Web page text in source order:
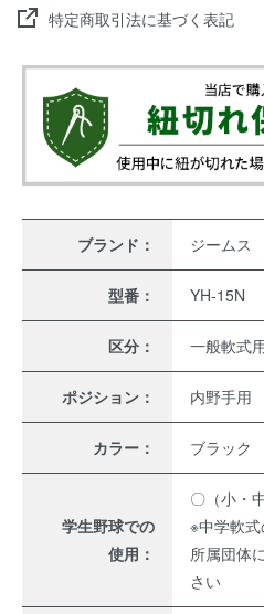
特定商取引法に基づく表記
ブランド： ジームス
型番： YH-15N
区分： 一般軟式
ポジション： 内野手用
カラー： ブラック
学生野球での
使用：
〇（小・
※中学軟式
所属団体
さい